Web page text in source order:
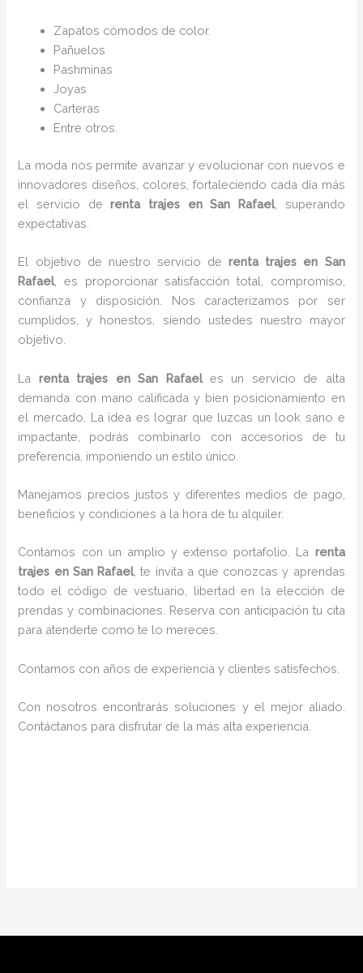
Zapatos cómodos de color.
Pañuelos
Pashminas
Joyas
Carteras
Entre otros.
La moda nos permite avanzar y evolucionar con nuevos e
innovadores diseños, colores, fortaleciendo cada día más
el servicio derenta trajes en San Rafael, superando
expectativas.
El objetivo de nuestro servicio derenta trajes en San
Rafael, es proporcionar satisfacción total, compromiso,
confianza y disposición. Nos caracterizamos por ser
cumplidos, y honestos, siendo ustedes nuestro mayor
objetivo.
La renta trajes en San Rafael es un servicio de alta
demanda con mano calificada y bien posicionamiento en
el mercado. La idea es lograr que luzcas un look sano e
impactante, podrás combinarlo con accesorios de tu
preferencia, imponiendo un estilo único.
Manejamos precios justos y diferentes medios de pago,
beneficios y condiciones a la hora de tu alquiler.
Contamos con un amplio y extenso portafolio. La renta
trajes en San Rafael, te invita a que conozcas y aprendas
todo el código de vestuario, libertad en la elección de
prendas y combinaciones. Reserva con anticipación tu cita
para atenderte como te lo mereces.
Contamos con años de experiencia y clientes satisfechos.
Con nosotros encontrarás soluciones y el mejor aliado.
Contáctanos para disfrutar de la más alta experiencia.